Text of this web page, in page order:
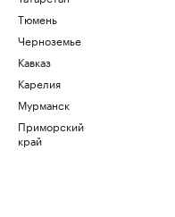
Тюмень
Черноземье
Кавказ
Карелия
Мурманск
Приморский
край